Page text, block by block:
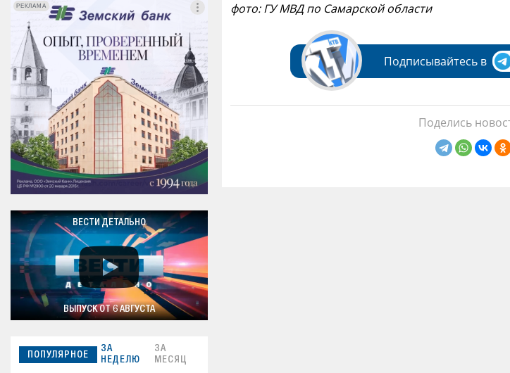
РЕКЛАМА
РЕКЛАМА
ВЕСТИ ДЕТАЛЬНО
ВЫПУСК ОТ 6 АВГУСТА
ПОПУЛЯРНОЕ
ЗА
НЕДЕЛЮ
ЗА
МЕСЯЦ
фото: ГУ МВД по Самарской области
Подписывайтесь в
Поделись